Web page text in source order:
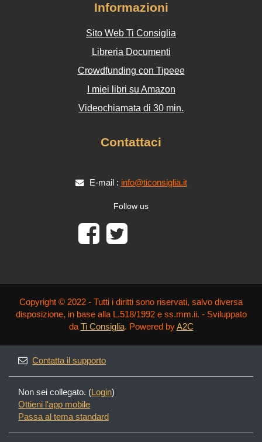
Informazioni
Sito Web Ti Consiglia
Libreria Documenti
Crowdfunding con Tipeee
I miei libri su Amazon
Videochiamata di 30 min.
Contattaci
E-mail : info@ticonsiglia.it
Follow us
Copyright © 2022 - Tutti i diritti sono riservati, salvo diversa
disposizione, in base alla L.518/1992 e ss.mm.ii. - Sviluppato
da Ti Consiglia. Powered byA2C
Contatta il supporto
Non sei collegato. (Login)
Ottieni l'app mobile
Passa al tema standard